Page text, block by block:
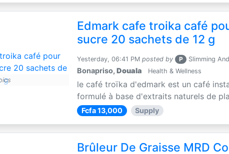
Edmark cafe troika café
sucre 20 sachets de 12 g
Yesterday, 06:41 PM posted by P Slimming
Bonapriso,Douala Health & Wellness
le café troïka d'edmark est un café
formulé à base d'extraits naturels de
Fcfa 13,000 Supply
Brûleur De Graisse MRD